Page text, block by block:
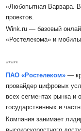
«Любопытная Варвара.
проектов.
Wink.ru — базовый
«Ростелекома» и
*****
ПАО «Ростелеком» —
провайдер цифровых
всех сегментах рынка и
государственных и
Компания занимает